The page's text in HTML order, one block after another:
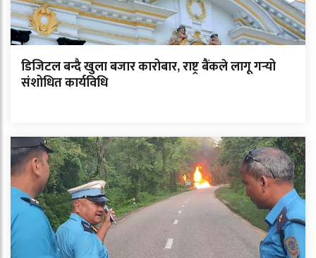
डिजिटल बन्दै खुला बजार कारोबार, राष्ट्र बैंकले लागू गर्‍यो
संशोधित कार्यविधि